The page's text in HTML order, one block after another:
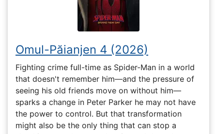
Omul-Păianjen 4 (2026)
Fighting crime full-time as Spider-Man in a world
that doesn't remember him—and the pressure of
seeing his old friends move on without him—
sparks a change in Peter Parker he may not have
the power to control. But that transformation
might also be the only thing that can stop a